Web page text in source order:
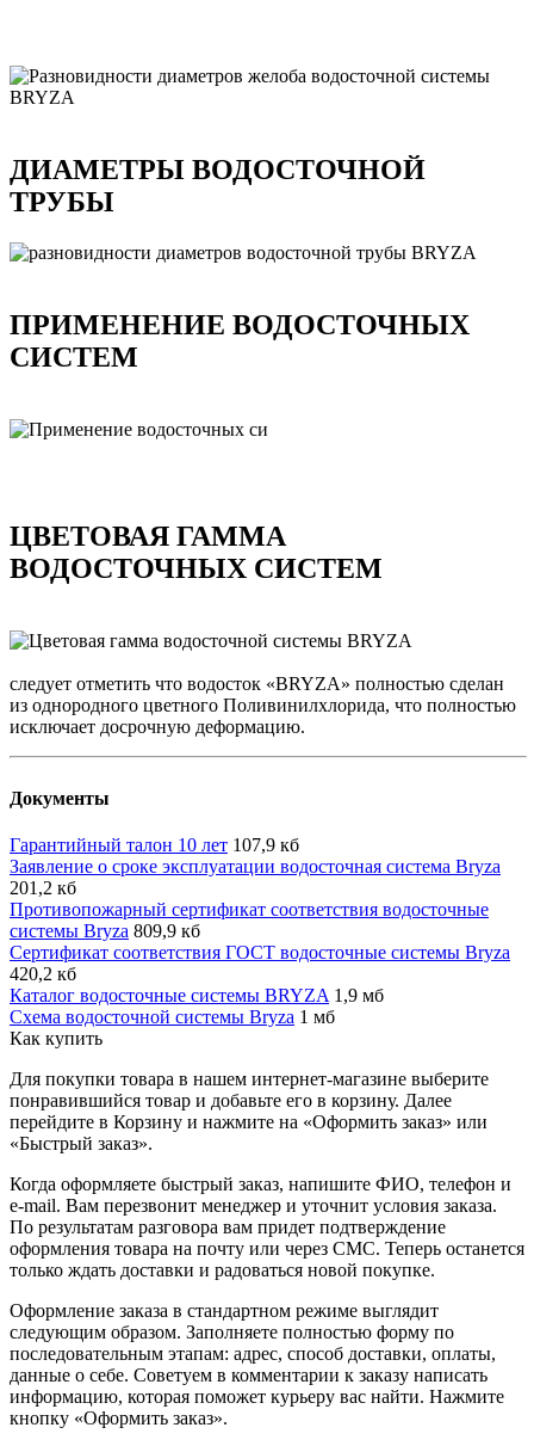
ДИАМЕТРЫ ВОДОСТОЧНОЙ
ТРУБЫ
ПРИМЕНЕНИЕ ВОДОСТОЧНЫХ
СИСТЕМ
ЦВЕТОВАЯ ГАММА
ВОДОСТОЧНЫХ СИСТЕМ
следует отметить что водосток «BRYZA» полностью сделан
из однородного цветного Поливинилхлорида, что полностью
исключает досрочную деформацию.
Документы
Гарантийный талон 10 лет 107,9 кб
Заявление о сроке эксплуатации водосточная система Bryza
201,2 кб
Противопожарный сертификат соответствия водосточные
системы Bryza 809,9 кб
Сертификат соответствия ГОСТ водосточные системы Bryza
420,2 кб
Каталог водосточные системы BRYZA 1,9 мб
Схема водосточной системы Bryza 1 мб
Как купить
Для покупки товара в нашем интернет-магазине выберите
понравившийся товар и добавьте его в корзину. Далее
перейдите в Корзину и нажмите на «Оформить заказ» или
«Быстрый заказ».
Когда оформляете быстрый заказ, напишите ФИО, телефон и
e-mail. Вам перезвонит менеджер и уточнит условия заказа.
По результатам разговора вам придет подтверждение
оформления товара на почту или через СМС. Теперь останется
только ждать доставки и радоваться новой покупке.
Оформление заказа в стандартном режиме выглядит
следующим образом. Заполняете полностью форму по
последовательным этапам: адрес, способ доставки, оплаты,
данные о себе. Советуем в комментарии к заказу написать
информацию, которая поможет курьеру вас найти. Нажмите
кнопку «Оформить заказ».